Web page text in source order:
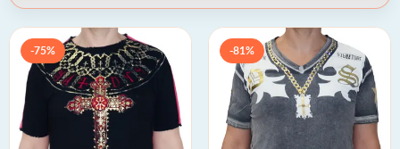
-75% -81%